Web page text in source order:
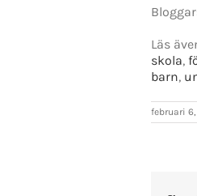
Läs
skola,
barn,
februari